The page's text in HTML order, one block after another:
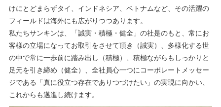
けにとどまらずタイ、インドネシア、ベトナムなど、その活躍の
フィールドは海外にも広がりつつあります。
私たちサンキンは、「誠実・積極・健全」の社是のもと、常にお
客様の立場になってお取引をさせて頂き（誠実）、多様化する世
の中で常に一歩前に踏み出し（積極）、積極ながらもしっかりと
足元を引き締め（健全）、全社員心一つにコーポレートメッセー
ジである「真に役立つ存在でありつづけたい」の実現に向かい、
これからも邁進し続けます。